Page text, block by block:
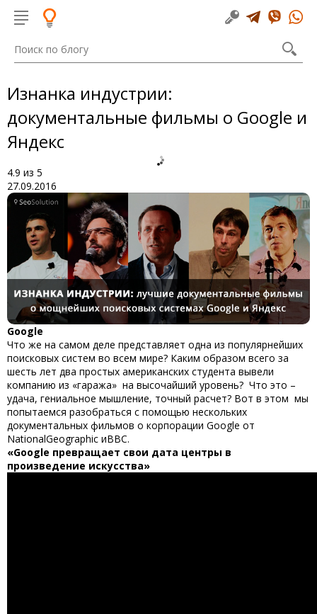
Изнанка индустрии:
документальные фильмы о Google и
Яндекс
4.9 из 5
27.09.2016
Google
Что же на самом деле представляет одна из популярнейших
поисковых систем во всем мире? Каким образом всего за
шесть лет два простых американских студента вывели
компанию из «гаража» на высочайший уровень? Что это –
удача, гениальное мышление, точный расчет? Вот в этом мы
попытаемся разобраться с помощью нескольких
документальных фильмов о корпорации Google от
NationalGeographic иBBC.
«Google превращает свои дата центры в
произведение искусства»